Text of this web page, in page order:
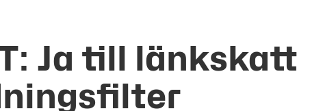
Ja till länkskatt